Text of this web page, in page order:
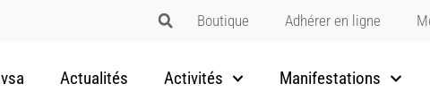
Boutique Adhérer en ligne
Actualités Activités Manifestations